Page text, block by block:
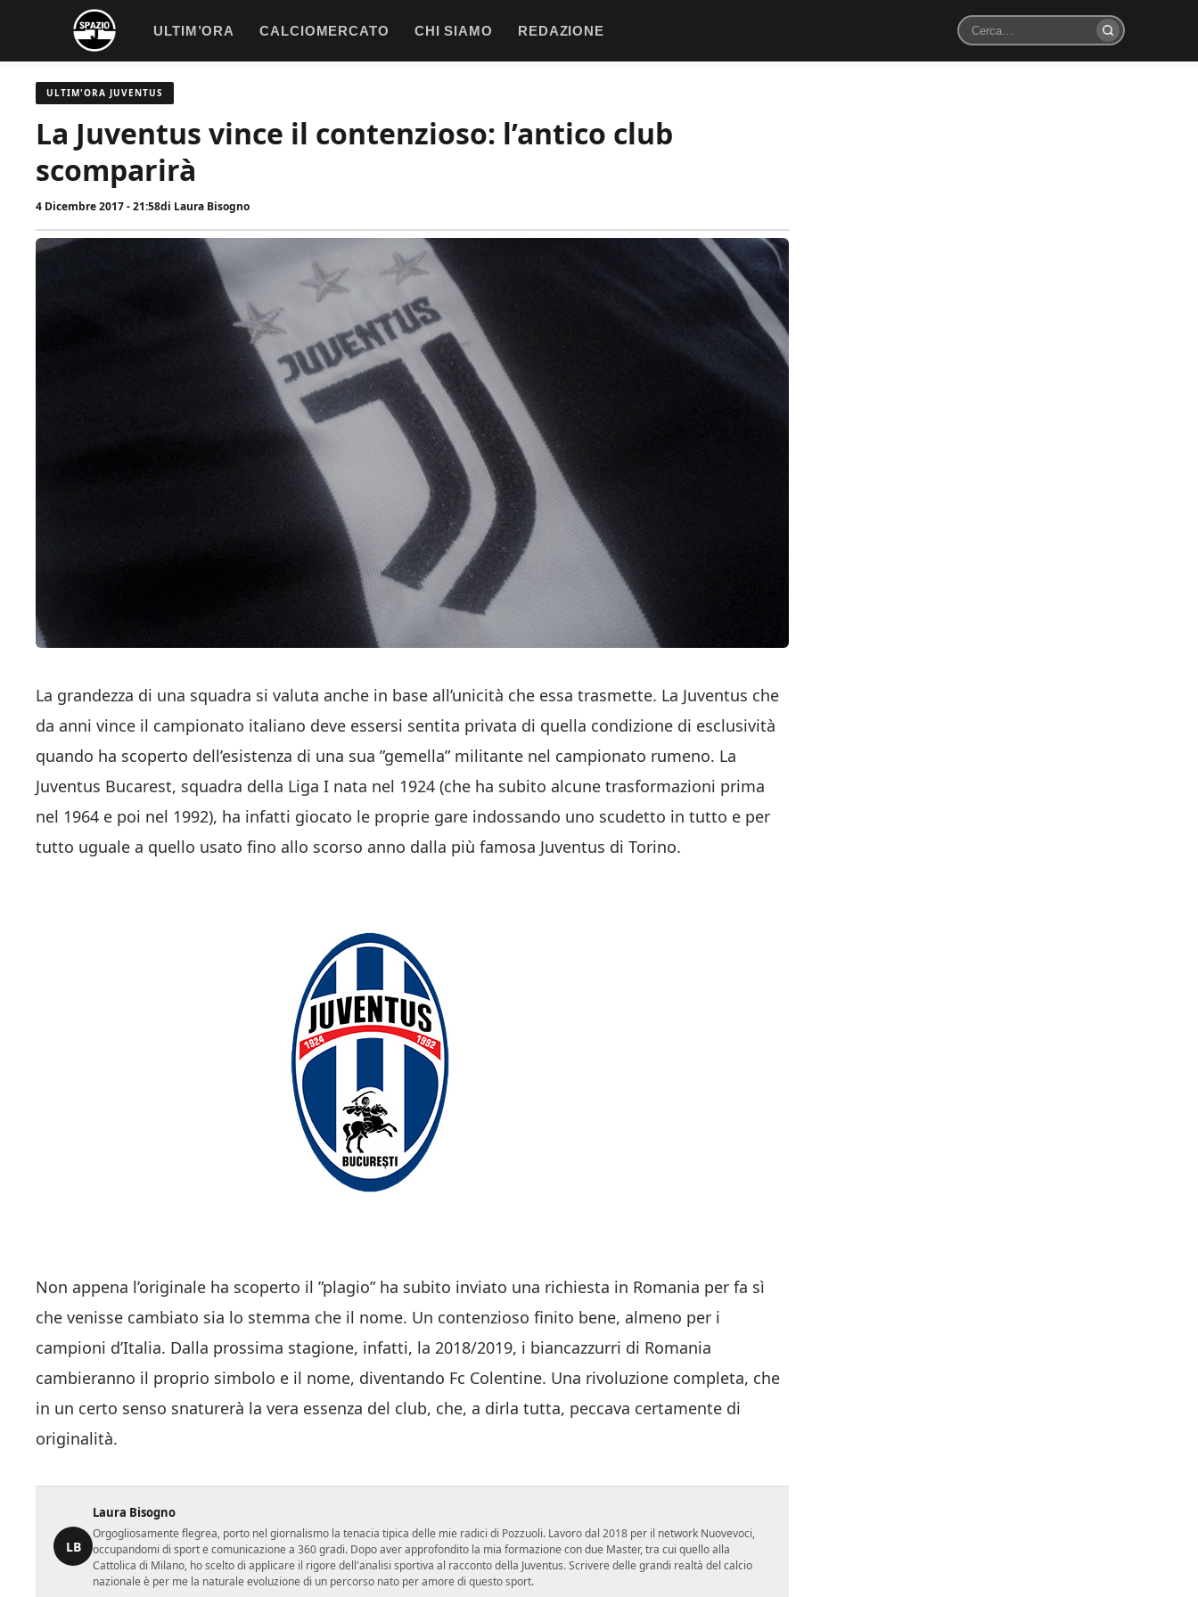
contenuto
ULTIM’ORA CALCIOMERCATO CHI SIAMO REDAZIONE
Cerca
ULTIM'ORA JUVENTUS
La Juventus vince il contenzioso: l’antico club
scomparirà
4 Dicembre 2017 - 21:58di Laura Bisogno
La grandezza di una squadra si valuta anche in base all’unicità che essa trasmette. La Juventus che
da anni vince il campionato italiano deve essersi sentita privata di quella condizione di esclusività
quando ha scoperto dell’esistenza di una sua ”gemella” militante nel campionato rumeno. La
Juventus Bucarest, squadra della Liga I nata nel 1924 (che ha subito alcune trasformazioni prima
nel 1964 e poi nel 1992), ha infatti giocato le proprie gare indossando uno scudetto in tutto e per
tutto uguale a quello usato fino allo scorso anno dalla più famosa Juventus di Torino.
Non appena l’originale ha scoperto il ”plagio” ha subito inviato una richiesta in Romania per fa sì
che venisse cambiato sia lo stemma che il nome. Un contenzioso finito bene, almeno per i
campioni d’Italia. Dalla prossima stagione, infatti, la 2018/2019, i biancazzurri di Romania
cambieranno il proprio simbolo e il nome, diventando Fc Colentine. Una rivoluzione completa, che
in un certo senso snaturerà la vera essenza del club, che, a dirla tutta, peccava certamente di
originalità.
LB
Laura Bisogno
Orgogliosamente flegrea, porto nel giornalismo la tenacia tipica delle mie radici di Pozzuoli. Lavoro dal 2018 per il network Nuovevoci,
occupandomi di sport e comunicazione a 360 gradi. Dopo aver approfondito la mia formazione con due Master, tra cui quello alla
Cattolica di Milano, ho scelto di applicare il rigore dell'analisi sportiva al racconto della Juventus. Scrivere delle grandi realtà del calcio
nazionale è per me la naturale evoluzione di un percorso nato per amore di questo sport.